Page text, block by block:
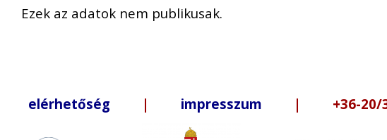
Ezek az adatok nem publikusak.
elérhetőség | impresszum | +36-20/